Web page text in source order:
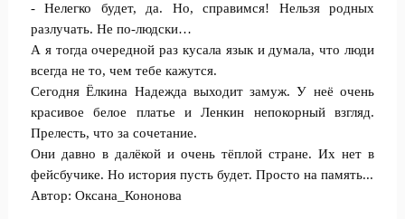
- Нелегко будет, да. Но, справимся! Нельзя родных
разлучать. Не по-людски…
А я тогда очередной раз кусала язык и думала, что люди
всегда не то, чем тебе кажутся.
Сегодня Ёлкина Надежда выходит замуж. У неё очень
красивое белое платье и Ленкин непокорный взгляд.
Прелесть, что за сочетание.
Они давно в далёкой и очень тёплой стране. Их нет в
фейсбучике. Но история пусть будет. Просто на память...
Автор: Оксана_Кононова